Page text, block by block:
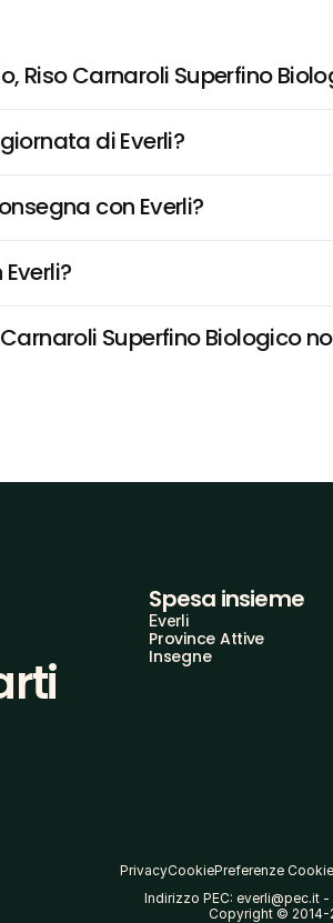
Riso Carnaroli Superfino
di Everli?
con Everli?
Superfino Biologico
Spesa insieme
Everli
Province Attive
Insegne
PrivacyCookiePreferenze Cookie
Indirizzo PEC: everli@pec.it
Copyright © 2014-